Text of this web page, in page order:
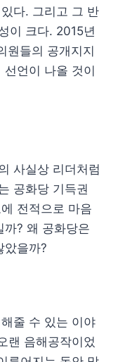
다. 그리고 그 반
이 크다. 2015년
원들의 공개지지
언이 나올 것이
사실상 리더처럼
공화당 기득권
전적으로 마음
까? 왜 공화당은
았을까?
줄 수 있는 이야
랜 음해공작이었